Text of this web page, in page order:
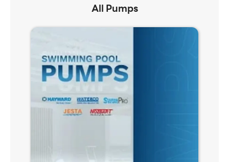
All Pumps